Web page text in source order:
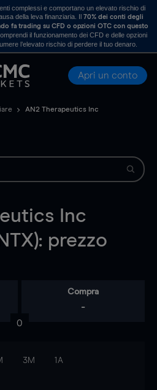
complessi e comportano un elevato rischio di
della leva finanziaria. Il70% dei conti degli
fa trading su CFD o opzioni OTC con questo
il funzionamento dei CFD e delle opzioni
l’elevato rischio di perdere il tuo denaro.
Apri un conto
AN2 Therapeutics Inc
Inc
prezzo
Compra
-
0
3M 1A